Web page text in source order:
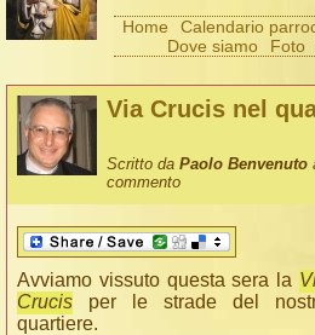
Home Calendario
Dove siamo
Foto
Via Crucis nel
Scritto da Paolo Benvenuto
commento
Avviamo vissuto questa sera la
Crucis per le strade del
quartiere.